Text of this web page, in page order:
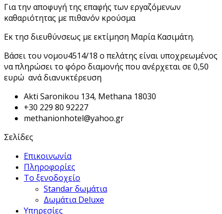
Για την αποφυγή της επαφής των εργαζόμενων
καθαριότητας με πιθανόν κρούσμα
Εκ τησ διευθύνσεως με εκτίμηση Μαρία Κασιμάτη.
Βάσει του νομου4514/18 ο πελάτης είναι υποχρεωμένος
να πληρώσει το φόρο διαμονής που ανέρχεται σε 0,50
ευρώ ανά διανυκτέρευση
Akti Saronikou 134, Methana 18030
+30 229 80 92227
methanionhotel@yahoo.gr
Σελίδες
Επικοινωνία
Πληροφορίες
Το ξενοδοχείο
Standar δωμάτια
Δωμάτια Deluxe
Υπηρεσίες